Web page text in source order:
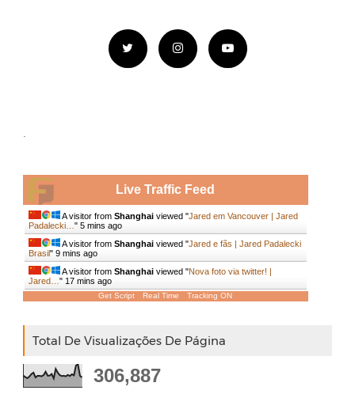
Live Traffic Feed
A visitor from Shanghaiviewed "Jared em Vancouver | Jared
Padalecki… " 5 mins ago
A visitor from Shanghaiviewed "Jared e fãs | Jared Padalecki
Brasil" 9 mins ago
A visitor from Shanghaiviewed "Nova foto via twitter! |
Jared… " 17 mins ago
Get Script Real Time Tracking ON
Total De Visualizações De Página
306,887